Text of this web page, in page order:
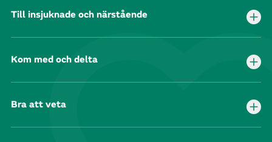
Till insjuknade och närstående
Kom med och delta
Bra att veta